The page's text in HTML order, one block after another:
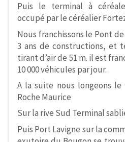
Puis le terminal à
occupé par le céréalier
Nous franchissons le Pont
3 ans de constructions, et
tirant d’air de 51 m. il est
10 000 véhicules par jour.
A la suite nous longeons
Roche Maurice
Sur la rive Sud Terminal
Puis Port Lavigne sur la